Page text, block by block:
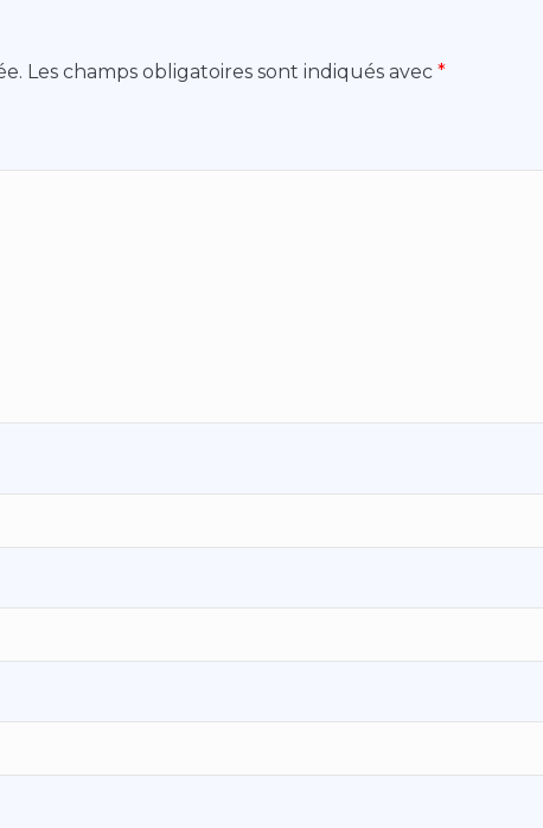
Les champs obligatoires sont indiqués avec *